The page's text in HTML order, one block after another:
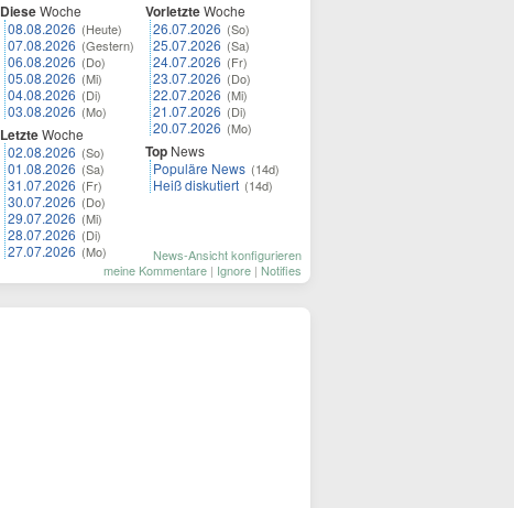
DieseWoche
08.08.2026 (Heute)
07.08.2026 (Gestern)
06.08.2026 (Do)
05.08.2026 (Mi)
04.08.2026 (Di)
03.08.2026 (Mo)
LetzteWoche
02.08.2026 (So)
01.08.2026 (Sa)
31.07.2026 (Fr)
30.07.2026 (Do)
29.07.2026 (Mi)
28.07.2026 (Di)
27.07.2026 (Mo)
VorletzteWoche
26.07.2026 (So)
25.07.2026 (Sa)
24.07.2026 (Fr)
23.07.2026 (Do)
22.07.2026 (Mi)
21.07.2026 (Di)
20.07.2026 (Mo)
Top News
Populäre News (14d)
Heiß diskutiert (14d)
News-Ansicht konfigurieren
meine Kommentare | Ignore | Notifies